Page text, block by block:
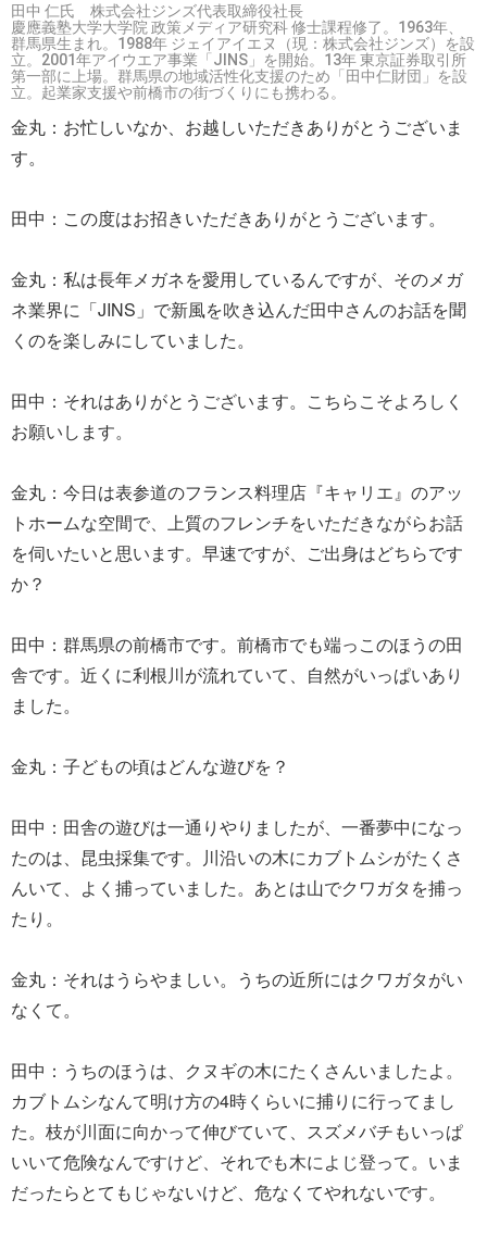
田中 仁氏 株式会社ジンズ代表取締役社長
慶應義塾大学大学院 政策メディア研究科 修士課程修了。1963年、
群馬県生まれ。1988年 ジェイアイエヌ（現：株式会社ジンズ）を設
立。2001年アイウエア事業「JINS」を開始。13年 東京証券取引所
第一部に上場。群馬県の地域活性化支援のため「田中仁財団」を設
立。起業家支援や前橋市の街づくりにも携わる。
金丸：お忙しいなか、お越しいただきありがとうございま
す。
田中：この度はお招きいただきありがとうございます。
金丸：私は長年メガネを愛用しているんですが、そのメガ
ネ業界に「JINS」で新風を吹き込んだ田中さんのお話を聞
くのを楽しみにしていました。
田中：それはありがとうございます。こちらこそよろしく
お願いします。
金丸：今日は表参道のフランス料理店『キャリエ』のアッ
トホームな空間で、上質のフレンチをいただきながらお話
を伺いたいと思います。早速ですが、ご出身はどちらです
か？
田中：群馬県の前橋市です。前橋市でも端っこのほうの田
舎です。近くに利根川が流れていて、自然がいっぱいあり
ました。
金丸：子どもの頃はどんな遊びを？
田中：田舎の遊びは一通りやりましたが、一番夢中になっ
たのは、昆虫採集です。川沿いの木にカブトムシがたくさ
んいて、よく捕っていました。あとは山でクワガタを捕っ
たり。
金丸：それはうらやましい。うちの近所にはクワガタがい
なくて。
田中：うちのほうは、クヌギの木にたくさんいましたよ。
カブトムシなんて明け方の4時くらいに捕りに行ってまし
た。枝が川面に向かって伸びていて、スズメバチもいっぱ
いいて危険なんですけど、それでも木によじ登って。いま
だったらとてもじゃないけど、危なくてやれないです。